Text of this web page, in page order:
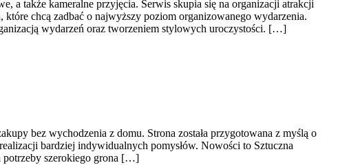
a także kameralne przyjęcia. Serwis skupia się na organizacji atrakcji
chcą zadbać o najwyższy poziom organizowanego wydarzenia.
wydarzeń oraz tworzeniem stylowych uroczystości. […]
bez wychodzenia z domu. Strona została przygotowana z myślą o
bardziej indywidualnych pomysłów. Nowości to Sztuczna
potrzeby szerokiego grona […]